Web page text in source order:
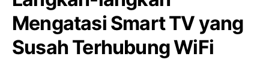
Mengatasi Smart TV yang
Susah Terhubung WiFi